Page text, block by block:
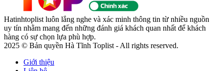
Hatinhtoplist luôn lắng nghe và xác minh thông tin từ nhiều nguồn
uy tín nhằm mang đến những đánh giá khách quan nhất để khách
hàng có sự chọn lựa phù hợp.
2025 © Bản quyền Hà Tĩnh Toplist - All rights reserved.
Giới thiệu